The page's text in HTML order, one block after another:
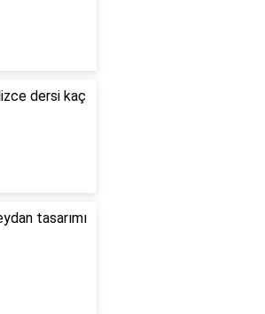
dersi kaç
tasarımı